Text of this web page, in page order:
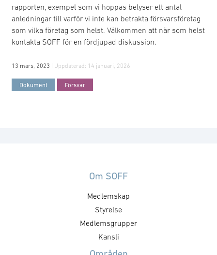
rapporten, exempel som vi hoppas belyser ett antal
anledningar till varför vi inte kan betrakta försvarsföretag
som vilka företag som helst. Välkommen att när som helst
kontakta SOFF för en fördjupad diskussion.
13 mars, 2023 | Uppdaterad: 14 januari, 2026
Dokument Försvar
Om SOFF
Medlemskap
Styrelse
Medlemsgrupper
Kansli